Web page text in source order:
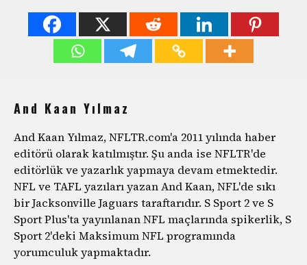
And Kaan Yılmaz
And Kaan Yılmaz, NFLTR.com'a 2011 yılında haber
editörü olarak katılmıştır. Şu anda ise NFLTR'de
editörlük ve yazarlık yapmaya devam etmektedir.
NFL ve TAFL yazıları yazan And Kaan, NFL'de sıkı
bir Jacksonville Jaguars taraftarıdır. S Sport 2 ve S
Sport Plus'ta yayınlanan NFL maçlarında spikerlik, S
Sport 2'deki Maksimum NFL programında
yorumculuk yapmaktadır.